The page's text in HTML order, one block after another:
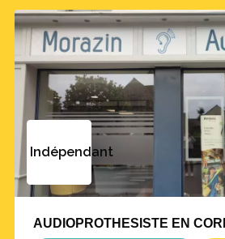
Réagissez
Indépendant
AUDIOPROTHESISTE EN